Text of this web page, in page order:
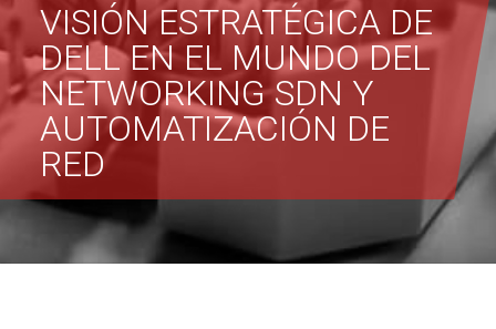
VISIÓN ESTRATÉGICA DE
DELL EN EL MUNDO DEL
NETWORKING SDN Y
AUTOMATIZACIÓN DE
RED